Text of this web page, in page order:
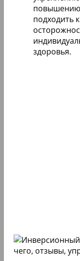
повышению
подходить
здоровья.